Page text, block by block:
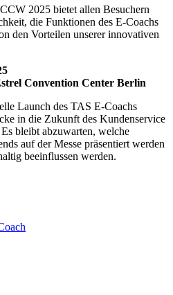
2025 bietet allen Besuchern
die Funktionen des E-Coachs
den Vorteilen unserer innovativen
Convention Center Berlin
Launch des TAS E-Coachs
in die Zukunft des Kundenservice
bleibt abzuwarten, welche
auf der Messe präsentiert werden
beeinflussen werden.